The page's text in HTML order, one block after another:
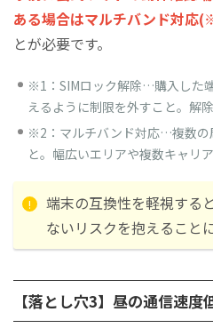
ある場合はマルチバンド対応
とが必要です。
※1：SIMロック解除…購入した
えるように制限を外すこと。解
※2：マルチバンド対応…複数の
と。幅広いエリアや複数キャリ
端末の互換性を軽視する
ないリスクを抱えること
【落とし穴3】昼の通信速